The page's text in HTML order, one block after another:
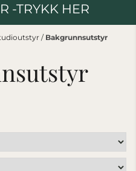
-TRYKK HER
/ Bakgrunnsutstyr